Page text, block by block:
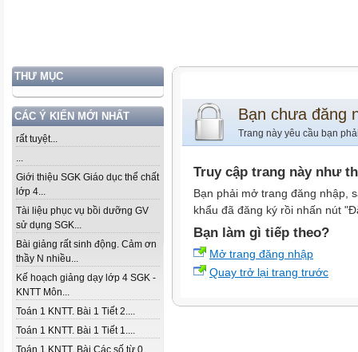
THƯ MỤC
CÁC Ý KIẾN MỚI NHẤT
rất tuyệt...
...
Giới thiệu SGK Giáo dục thể chất
lớp 4...
Tài liệu phục vụ bồi dưỡng GV
sử dụng SGK...
Bài giảng rất sinh động. Cảm ơn
thầy N nhiều...
Kế hoạch giảng dạy lớp 4 SGK -
KNTT Môn...
Toán 1 KNTT. Bài 1 Tiết 2....
Toán 1 KNTT. Bài 1 Tiết 1....
Toán 1 KNTT. Bài Các số từ 0
Bạn chưa đăng
Trang này yêu cầu bạn
Truy cập trang này như
Bạn phải mở trang đăng nhập,
khẩu đã đăng ký rồi nhấn nút
Bạn làm gì tiếp theo?
Mở trang đăng nhập
Quay trở lại trang trước